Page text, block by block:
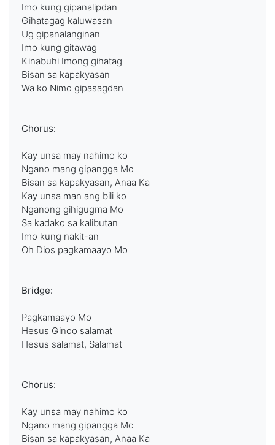
Imo kung gipanalipdan
Gihatagag kaluwasan
Ug gipanalanginan
Imo kung gitawag
Kinabuhi Imong gihatag
Bisan sa kapakyasan
Wa ko Nimo gipasagdan
Chorus:
Kay unsa may nahimo ko
Ngano mang gipangga Mo
Bisan sa kapakyasan, Anaa Ka
Kay unsa man ang bili ko
Nganong gihigugma Mo
Sa kadako sa kalibutan
Imo kung nakit-an
Oh Dios pagkamaayo Mo
Bridge:
Pagkamaayo Mo
Hesus Ginoo salamat
Hesus salamat, Salamat
Chorus:
Kay unsa may nahimo ko
Ngano mang gipangga Mo
Bisan sa kapakyasan, Anaa Ka